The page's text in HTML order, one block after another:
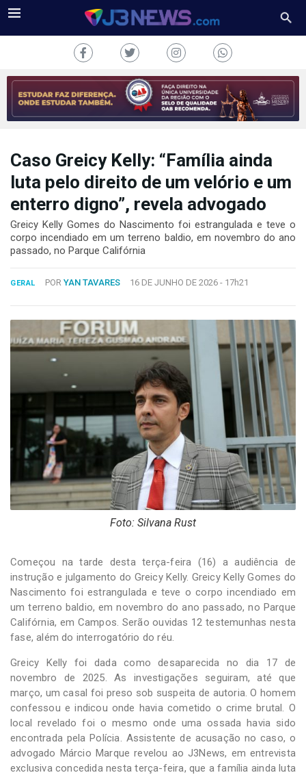
J3NEWS
COLUNAS
FALE
Copyright
Desenvolvido
por
Hesea
Tecnologia
Sistemas
Caso Greicy Kelly: “Família ainda
luta pelo direito de um velório e um
enterro digno”, revela advogado
Greicy Kelly Gomes do Nascimento foi estrangulada e teve o
corpo incendiado em um terreno baldio, em novembro do ano
passado, no Parque Califórnia
GERAL POR YAN TAVARES 16 DE JUNHO DE 2026 - 17h21
Foto: Silvana Rust
Começou na tarde desta terça-feira (16) a audiência de
instrução e julgamento do Greicy Kelly. Greicy Kelly Gomes do
Nascimento foi estrangulada e teve o corpo incendiado em
um terreno baldio, em novembro do ano passado, no Parque
Califórnia, em Campos. Serão ouvidas 12 testemunhas nesta
fase, além do interrogatório do réu.
Greicy Kelly foi dada como desaparecida no dia 17 de
novembro de 2025. As investigações seguiram, até que
março, um casal foi preso sob suspeita de autoria. O homem
confessou e indicou onde havia cometido o crime brutal. O
local revelado foi o mesmo onde uma ossada havia sido
encontrada pela Polícia. Assistente de acusação no caso, o
advogado Márcio Marque revelou ao J3News, em entrevista
exclusiva concedida nesta terça-feira, que a família ainda luta